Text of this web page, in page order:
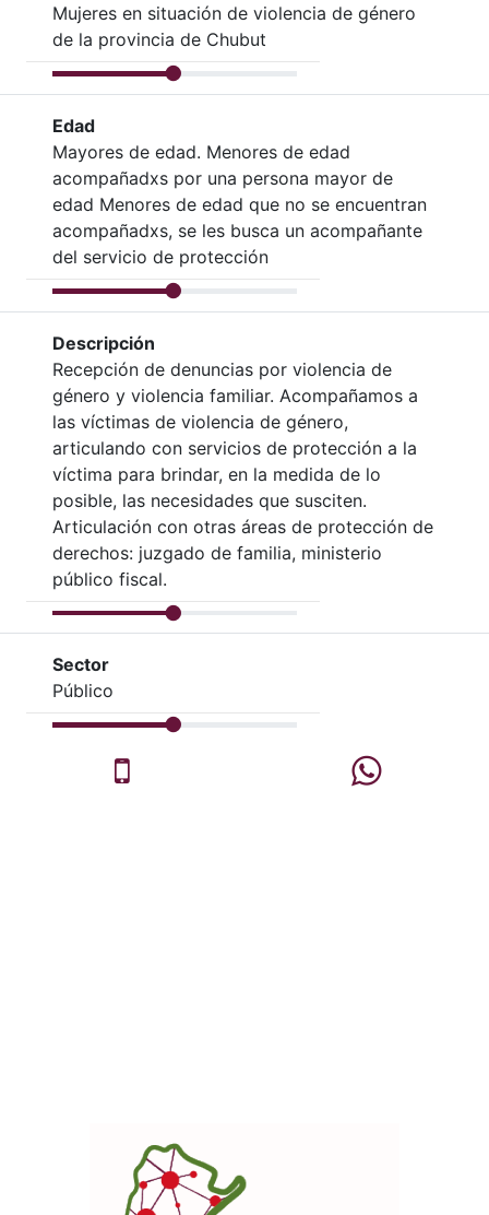
Mujeres en situación de violencia de género
de la provincia de Chubut
Edad
Mayores de edad. Menores de edad
acompañadxs por una persona mayor de
edad Menores de edad que no se encuentran
acompañadxs, se les busca un acompañante
del servicio de protección
Descripción
Recepción de denuncias por violencia de
género y violencia familiar. Acompañamos a
las víctimas de violencia de género,
articulando con servicios de protección a la
víctima para brindar, en la medida de lo
posible, las necesidades que susciten.
Articulación con otras áreas de protección de
derechos: juzgado de familia, ministerio
público fiscal.
Sector
Público